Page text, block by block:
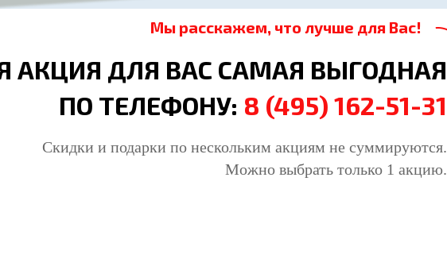
Мы расскажем, что лучше для Вас!
АКЦИЯ ДЛЯ ВАС САМАЯ ВЫГОДНАЯ
ПО ТЕЛЕФОНУ: 8 (495) 162-51-31
Скидки и подарки по нескольким акциям не суммируются.
Можно выбрать только 1 акцию.